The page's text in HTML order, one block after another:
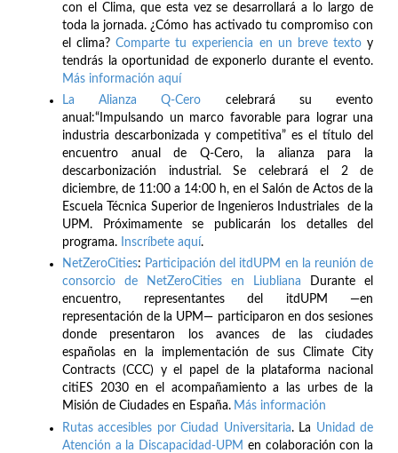
con el Clima, que esta vez se desarrollará a lo largo de
toda la jornada. ¿Cómo has activado tu compromiso con
el clima?Comparte tu experiencia en un breve textoy
tendrás la oportunidad de exponerlo durante el evento.
Más información aquí
La Alianza Q-Cero celebrará su evento
anual:“Impulsando un marco favorable para lograr una
industria descarbonizada y competitiva” es el título del
encuentro anual de Q-Cero, la alianza para la
descarbonización industrial. Se celebrará el 2 de
diciembre, de 11:00 a 14:00 h, en el Salón de Actos de la
Escuela Técnica Superior de Ingenieros Industriales de la
UPM. Próximamente se publicarán los detalles del
programa.
Inscríbete aquí.
NetZeroCities: Participación del itdUPM en la reunión de
consorcio de NetZeroCities en Liubliana Durante el
encuentro, representantes del itdUPM —en
representación de la UPM— participaron en dos sesiones
donde presentaron los avances de las ciudades
españolas en la implementación de sus Climate City
Contracts (CCC) y el papel de la plataforma nacional
citiES 2030 en el acompañamiento a las urbes de la
Misión de Ciudades en España. Más información
Rutas accesibles por Ciudad Universitaria. La Unidad de
Atención a la Discapacidad-UPM en colaboración con la